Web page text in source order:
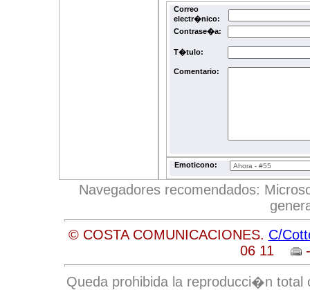
Correo
electr�nico:
Contrase�a:
T�tulo:
Comentario:
Emoticono:
Navegadores recomendados:
© COSTA COMUNICACIONES. C/
06 11
-
Queda prohibida la reproducci�n total